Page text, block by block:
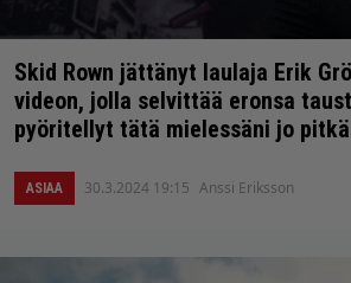
Skid Rown jättänyt laulaja Erik
videon, jolla selvittää eronsa
pyöritellyt tätä mielessäni jo
ASIAA 30.3.2024 19:15 Anssi Eriksson